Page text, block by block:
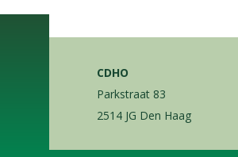
CDHO
Parkstraat 83
2514 JG Den Haag